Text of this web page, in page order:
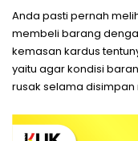
Anda pasti pernah
membeli barang
kemasan kardus
yaitu agar kondisi
rusak selama